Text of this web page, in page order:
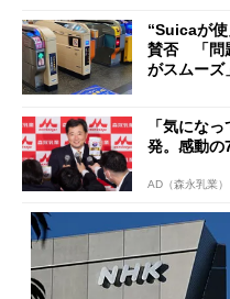
“Suicaが
賛否 「問
がスムーズ
「気にな
発。感動の
AD（森永乳業）